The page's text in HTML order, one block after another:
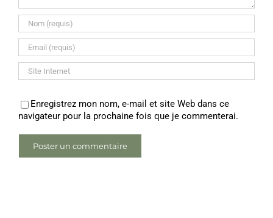
Enregistrez mon nom, e-mail et site Web dans ce
navigateur pour la prochaine fois que je commenterai.